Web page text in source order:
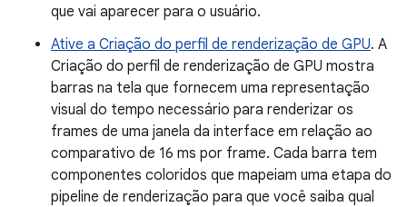
que vai aparecer para o usuário.
Ative a Criação do perfil de renderização de GPU. A
Criação do perfil de renderização de GPU mostra
barras na tela que fornecem uma representação
visual do tempo necessário para renderizar os
frames de uma janela da interface em relação ao
comparativo de 16 ms por frame. Cada barra tem
componentes coloridos que mapeiam uma etapa do
pipeline de renderização para que você saiba qual